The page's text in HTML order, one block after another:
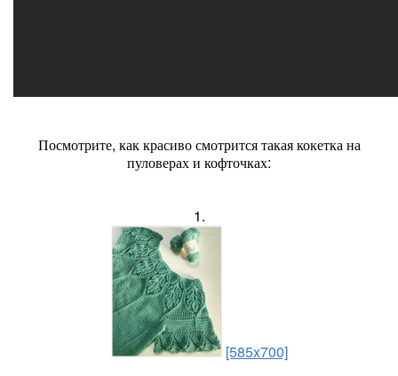
Посмотрите, как красиво смотрится такая кокетка на
пуловерах и кофточках:
1.
[585x700]